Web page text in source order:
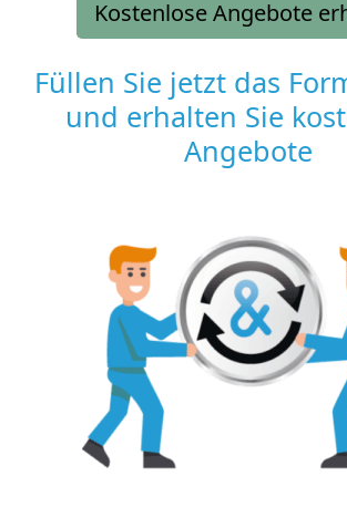
Kostenlose Angebote
Füllen Sie jetzt das
und erhalten Sie
Angebote